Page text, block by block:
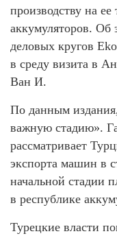
производству на
аккумуляторов. Об
деловых кругов
в среду визита в
Ван И.
По данным
важную стадию».
рассматривает
экспорта машин в
начальной стадии
в республике
Турецкие власти